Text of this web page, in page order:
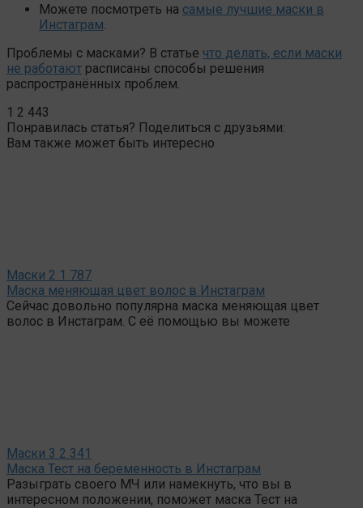
Можете посмотреть на самые лучшие маски в
Инстаграм
Проблемы с масками? В статье что делать, если маски
не работают расписаны способы решения
распространённых проблем.
1 2 443
Понравилась статья? Поделиться с друзьями:
Вам также может быть интересно
Маски 2 1 787
Маска меняющая цвет волос в Инстаграм
Сейчас довольно популярна маска меняющая цвет
волос в Инстаграм. С её помощью вы можете
Маски 3 2 341
Маска Тест на беременность в Инстаграм
Разыграть своего МЧ или намекнуть, что вы в
интересном положении, поможет маска Тест на